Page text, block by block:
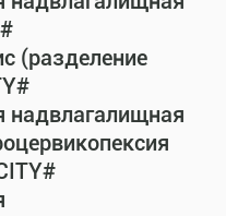
(разделение
надвлагалищная